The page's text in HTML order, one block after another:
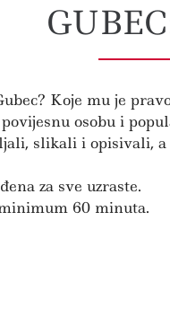
Koje mu je
povijesnu osobu i
slikali i opisivali,
za sve uzraste.
60 minuta.